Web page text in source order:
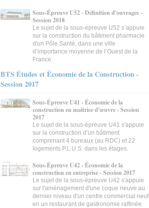
Sous-Épreuve U52 - Définition d'ouvrages -
Session 2018
Le sujet de la sous-épreuve U52 s’appuie
sur la construction du bâtiment pharmacie
d'un Pôle Santé, dans une ville
d’importance moyenne de l’Ouest de la
France.
BTS Études et Économie de la Construction -
Session 2017
Sous-Épreuve U41 - Économie de la
construction en maîtrise d'œuvre - Session
2017
Le sujet de la sous-épreuve U41 s'appuie
sur la construction d’un bâtiment
comprenant 4 bureaux (au RDC) et 22
logements P.L.U.S. dans les étages.
Sous-Épreuve U42 - Économie de la
construction en entreprise - Session 2017
Le sujet de la sous-épreuve U42 s'appuie
sur l'aménagement d'une coque neuve au
dernier niveau d'un centre commercial neuf
en un restaurant de gastronomie raffinée.